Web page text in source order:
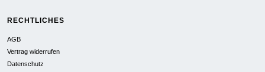
RECHTLICHES
AGB
Vertrag widerrufen
Datenschutz